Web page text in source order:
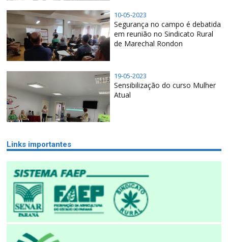
10-05-2023
Segurança no campo é debatida
em reunião no Sindicato Rural
de Marechal Rondon
19-05-2023
Sensibilização do curso Mulher
Atual
Links importantes